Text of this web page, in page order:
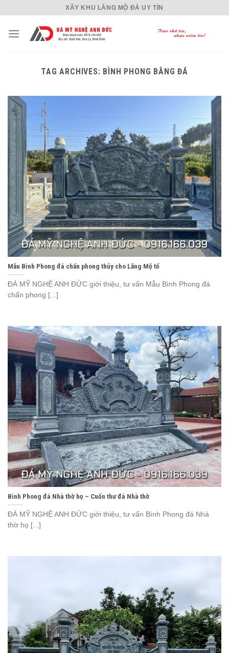
content
XÂY KHU LĂNG MỘ ĐÁ UY TÍN
TAG ARCHIVES: BÌNH PHONG BẰNG ĐÁ
Mẫu Bình Phong đá chấn phong thủy cho Lăng Mộ tổ
ĐÁ MỸ NGHỆ ANH ĐỨC giới thiệu, tư vấn Mẫu Bình Phong đá
chấn phong [...]
Bình Phong đá Nhà thờ họ – Cuốn thư đá Nhà thờ
ĐÁ MỸ NGHỆ ANH ĐỨC giới thiệu, tư vấn Bình Phong đá Nhà
thờ họ [...]